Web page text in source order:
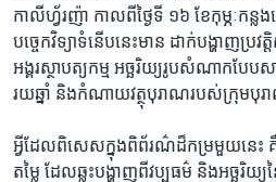
កាលីហ្វ័រញ៉ា កាលពី​ថ្ងៃទី ១៦ ខែកុម្ភៈ​ក
បច្ចេកវិទ្យា​ទំនើប​នេះ​មាន ដាក់​បង្ហាញ​ប្រ
អង្គរ​ស្ថាបត្យកម្ម​ អច្ឆរិយ្យ​រូប​សំណាក​បែ
រយឆ្នាំ និង​កំណាយ​វត្ថុបុរាណ​របស់​ក្រុម​បុរា
អ្វី​ដែល​ពិសេស​ក្នុង​ពិព័រណ៌​ដ៏​កម្រ​មួយ​នេះ គឺ​
តម្លៃ​ ដែល​ឆ្លុះ​បង្ហាញ​ពី​វប្បធម៌ និង​អច្ឆរិយ្